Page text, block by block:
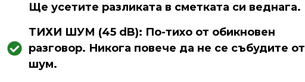
Ще усетите разликата в сметката си веднага.
ТИХИ ШУМ (45 dB): По-тихо от обикновен
разговор. Никога повече да не се събудите от
шум.